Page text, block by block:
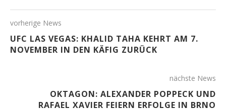
vorherige News
UFC LAS VEGAS: KHALID TAHA KEHRT AM 7.
NOVEMBER IN DEN KÄFIG ZURÜCK
nächste News
OKTAGON: ALEXANDER POPPECK UND
RAFAEL XAVIER FEIERN ERFOLGE IN BRNO